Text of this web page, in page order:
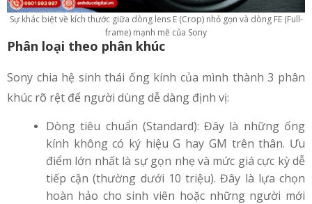
Sự khác biệt về kích thước giữa dòng lens E (Crop) nhỏ gọn và dòng FE (Full-
frame) mạnh mẽ của Sony
Phân loại theo phân khúc
Sony chia hệ sinh thái ống kính của mình thành 3 phân
khúc rõ rệt để người dùng dễ dàng định vị:
Dòng tiêu chuẩn (Standard): Đây là những ống
kính không có ký hiệu G hay GM trên thân. Ưu
điểm lớn nhất là sự gọn nhẹ và mức giá cực kỳ dễ
tiếp cận (thường dưới 10 triệu). Đây là lựa chọn
hoàn hảo cho sinh viên hoặc những người mới